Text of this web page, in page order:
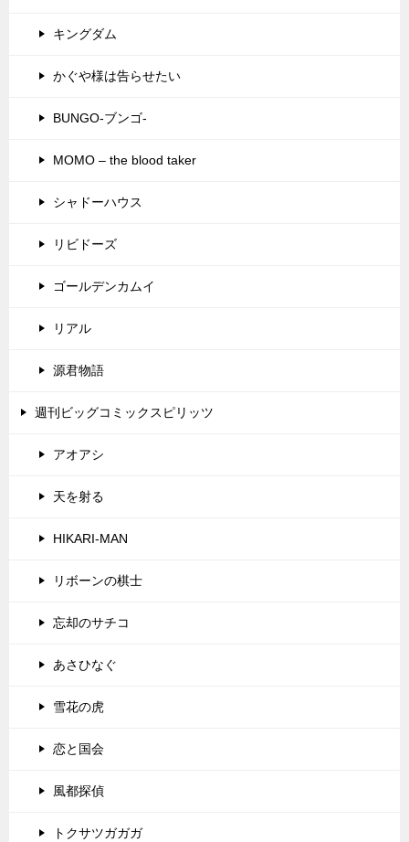
キングダム
かぐや様は告らせたい
BUNGO-ブンゴ-
MOMO – the blood taker
シャドーハウス
リビドーズ
ゴールデンカムイ
リアル
源君物語
週刊ビッグコミックスピリッツ
アオアシ
天を射る
HIKARI-MAN
リボーンの棋士
忘却のサチコ
あさひなぐ
雪花の虎
恋と国会
風都探偵
トクサツガガガ